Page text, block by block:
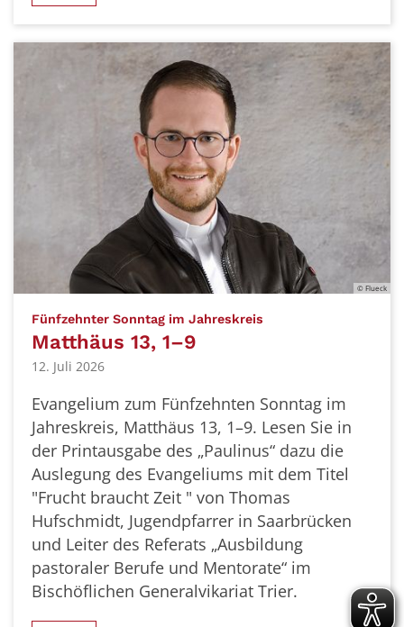
© Flueck
Fünfzehnter Sonntag im Jahreskreis
Matthäus 13, 1–9
12. Juli 2026
Evangelium zum Fünfzehnten Sonntag im
Jahreskreis, Matthäus 13, 1–9. Lesen Sie in
der Printausgabe des „Paulinus“ dazu die
Auslegung des Evangeliums mit dem Titel
"Frucht braucht Zeit " von Thomas
Hufschmidt, Jugendpfarrer in Saarbrücken
und Leiter des Referats „Ausbildung
pastoraler Berufe und Mentorate“ im
Bischöflichen Generalvikariat Trier.